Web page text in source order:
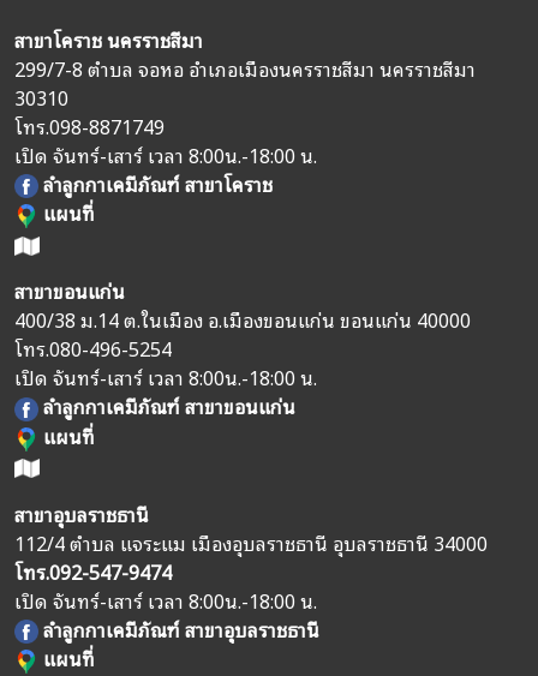
สาขาโคราช นครราชสีมา
299/7-8 ตำบล จอหอ อำเภอเมืองนครราชสีมา นครราชสีมา
30310
โทร.098-8871749
เปิด จันทร์-เสาร์ เวลา 8:00น.-18:00 น.
ลำลูกกาเคมีภัณฑ์ สาขาโคราช
แผนที่
สาขาขอนแก่น
400/38 ม.14 ต.ในเมือง อ.เมืองขอนแก่น ขอนแก่น 40000
โทร.080-496-5254
เปิด จันทร์-เสาร์ เวลา 8:00น.-18:00 น.
ลำลูกกาเคมีภัณฑ์ สาขาขอนแก่น
แผนที่
สาขาอุบลราชธานี
112/4 ตำบล แจระแม เมืองอุบลราชธานี อุบลราชธานี 34000
โทร.092-547-9474
เปิด จันทร์-เสาร์ เวลา 8:00น.-18:00 น.
ลำลูกกาเคมีภัณฑ์ สาขาอุบลราชธานี
แผนที่